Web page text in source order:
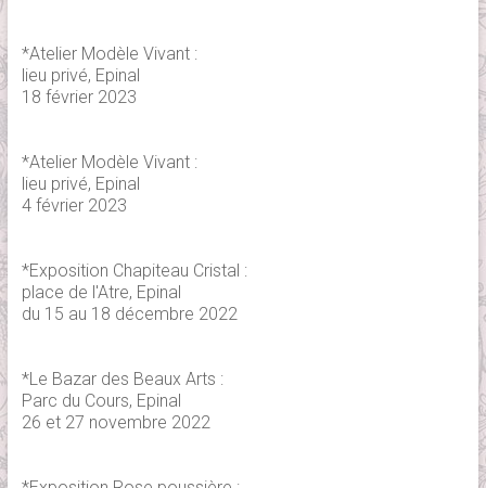
*Atelier Modèle Vivant :
lieu privé, Epinal
18 février 2023
*Atelier Modèle Vivant :
lieu privé, Epinal
4 février 2023
*Exposition Chapiteau Cristal :
place de l'Atre, Epinal
du 15 au 18 décembre 2022
*Le Bazar des Beaux Arts :
Parc du Cours, Epinal
26 et 27 novembre 2022